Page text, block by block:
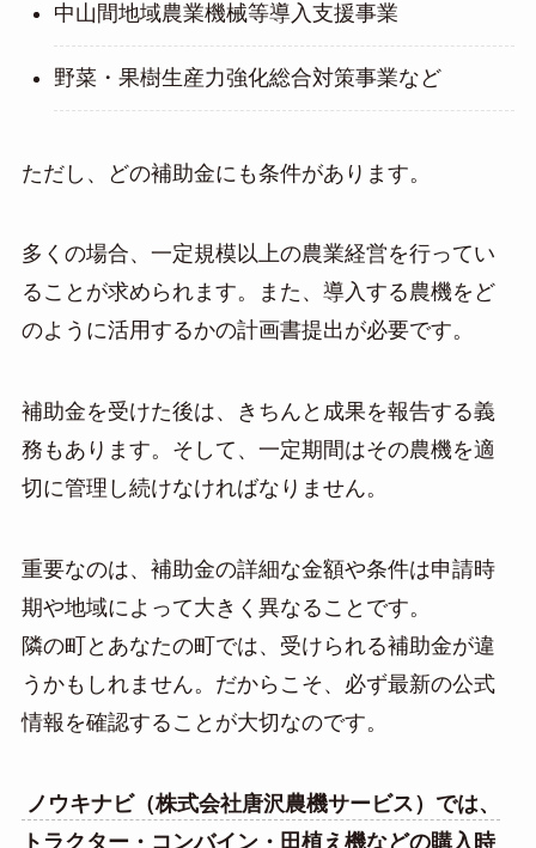
中山間地域農業機械等導入支援事業
野菜・果樹生産力強化総合対策事業など
ただし、どの補助金にも条件があります。
多くの場合、一定規模以上の農業経営を行ってい
ることが求められます。また、導入する農機をど
のように活用するかの計画書提出が必要です。
補助金を受けた後は、きちんと成果を報告する義
務もあります。そして、一定期間はその農機を適
切に管理し続けなければなりません。
重要なのは、補助金の詳細な金額や条件は申請時
期や地域によって大きく異なることです。
隣の町とあなたの町では、受けられる補助金が違
うかもしれません。だからこそ、必ず最新の公式
情報を確認することが大切なのです。
ノウキナビ（株式会社唐沢農機サービス）では、
トラクター・コンバイン・田植え機などの購入時